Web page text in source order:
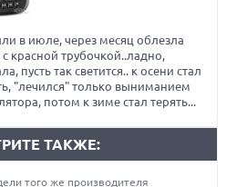
в июле, через месяц облезла
с красной трубочкой..ладно,
пусть так светится.. к осени стал
"лечился" только выниманием
потом к зиме стал терять...
ТАКЖЕ:
того же производителя